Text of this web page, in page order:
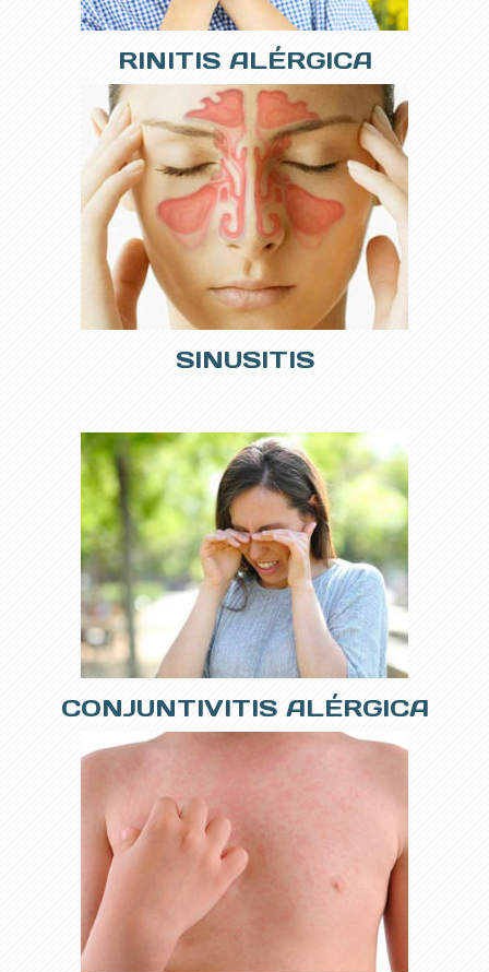
RINITIS ALÉRGICA
SINUSITIS
CONJUNTIVITIS ALÉRGICA